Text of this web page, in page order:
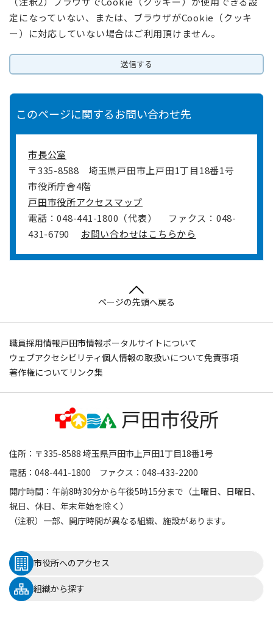
定になっていない、または、ブラウザがCookie（クッキ
ー）に対応していない場合はご利用頂けません。
このページに関するお問い合わせ先
市長公室
〒335-8588
埼玉県戸田市上戸田1丁目18番1号
市役所庁舎4階
戸田市役所アクセスマップ
電話：048-441-1800（代表）
ファクス：048-
431-6790
お問い合わせはこちらから
ページの先頭へ戻る
職員採用情報戸田市情報ポータルサイトについて
ウェブアクセシビリティ個人情報の取扱いについて免責事項
著作権について リンク集
住所：〒335-8588 埼玉県戸田市上戸田1丁目18番1号
電話：048-441-1800 ファクス：048-433-2200
開庁時間：午前8時30分から午後5時15分まで（土曜日、日曜日、
祝日、休日、年末年始を除く）
（注釈）一部、開庁時間が異なる組織、施設があります。
市役所へのアクセス
組織から探す